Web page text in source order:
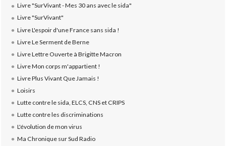
Livre "SurVivant - Mes 30 ans avec le sida"
Livre "SurVivant"
Livre L'espoir d'une France sans sida !
Livre Le Serment de Berne
Livre Lettre Ouverte à Brigitte Macron
Livre Mon corps m'appartient !
Livre Plus Vivant Que Jamais !
Loisirs
Lutte contre le sida, ELCS, CNS et CRIPS
Lutte contre les discriminations
L'évolution de mon virus
Ma Chronique sur Sud Radio